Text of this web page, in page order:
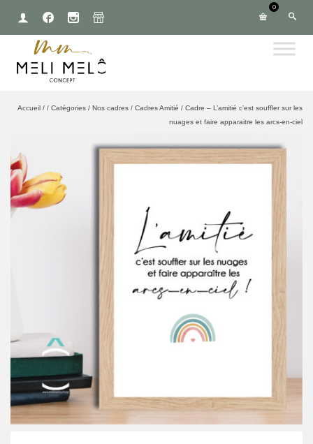
0
Accueil / / Catégories / Nos cadres / Cadres Amitié / Cadre – L’amitié c’est souffler sur les
nuages et faire apparaitre les arcs-en-ciel